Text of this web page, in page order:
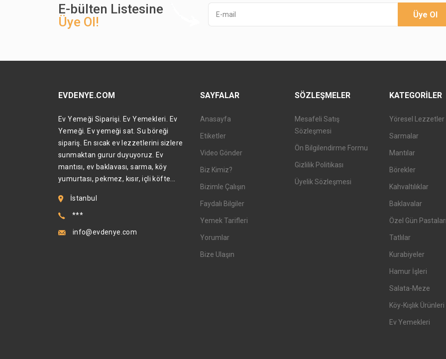
E-bülten Listesine
Üye Ol!
Üye Ol
EVDENYE.COM
Ev Yemeği Siparişi. Ev Yemekleri. Ev
Yemeği. Ev yemeği sat. Su böreği
sipariş. En sıcak ev lezzetlerini sizlere
sunmaktan gurur duyuyoruz. Ev
mantısı, ev baklavası, sarma, köy
yumurtası, pekmez, kısır, içli köfte...
İstanbul
***
info@evdenye.com
SAYFALAR
Anasayfa
Etiketler
Video Gönder
Biz Kimiz?
Bizimle Çalışın
Faydalı Bilgiler
Yemek Tarifleri
Yorumlar
Bize Ulaşın
SÖZLEŞMELER
Mesafeli Satış
Sözleşmesi
Ön Bilgilendirme Formu
Gizlilik Politikası
Üyelik Sözleşmesi
KATEGORILER
Yöresel Lezzetler
Sarmalar
Mantılar
Börekler
Kahvaltılıklar
Baklavalar
Özel Gün Pastaları
Tatlılar
Kurabiyeler
Hamur İşleri
Salata-Meze
Köy-Kışlık Ürünleri
Ev Yemekleri